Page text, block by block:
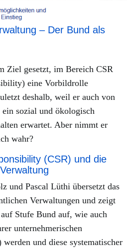
– Der Bund als
Ziel gesetzt, im Bereich CSR
eine Vorbildrolle
deshalb, weil er auch von
sozial und ökologisch
erwartet. Aber nimmt er
wahr?
(CSR) und die
und Pascal Lüthi übersetzt das
Verwaltungen und zeigt
Stufe Bund auf, wie auch
unternehmerischen
und diese systematischer